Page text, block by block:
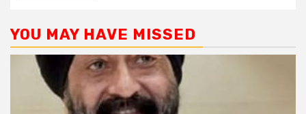
YOU MAY HAVE MISSED